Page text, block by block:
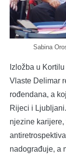
Sabina
Izložba u
Vlaste Delimar
rođendana, a
Rijeci i
njezine
nadograđuje, a